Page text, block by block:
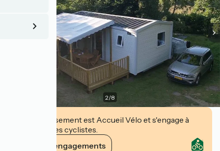
2/8
Cet établissement est Accueil Vélo et s'engage à
accueillir des cyclistes.
Voir ses engagements